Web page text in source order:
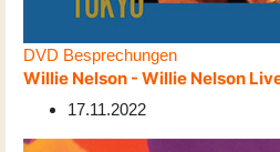
DVD Besprechungen
Willie Nelson - Willie Nelson
17.11.2022